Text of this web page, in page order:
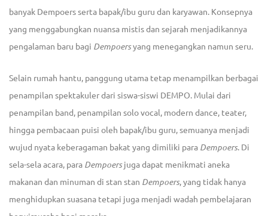
banyak Dempoers serta bapak/ibu guru dan karyawan. Konsepnya
yang menggabungkan nuansa mistis dan sejarah menjadikannya
pengalaman baru bagi Dempoersyang menegangkan namun seru.
Selain rumah hantu, panggung utama tetap menampilkan berbagai
penampilan spektakuler dari siswa-siswi DEMPO. Mulai dari
penampilan band, penampilan solo vocal, modern dance, teater,
hingga pembacaan puisi oleh bapak/ibu guru, semuanya menjadi
wujud nyata keberagaman bakat yang dimiliki para Dempoers. Di
sela-sela acara, para Dempoersjuga dapat menikmati aneka
makanan dan minuman di stan stan Dempoers, yang tidak hanya
menghidupkan suasana tetapi juga menjadi wadah pembelajaran